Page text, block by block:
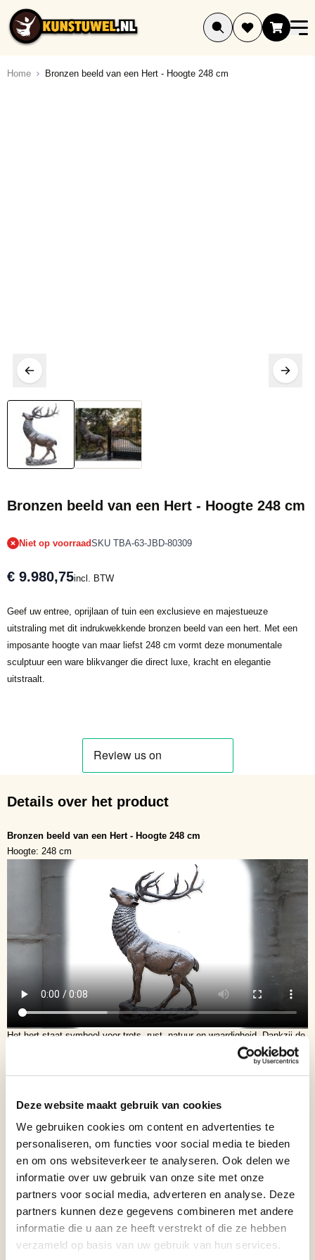
Deze website maakt gebruik van cookies
We gebruiken cookies om content en advertenties te
personaliseren, om functies voor social media te bieden
en om ons websiteverkeer te analyseren. Ook delen we
informatie over uw gebruik van onze site met onze
partners voor social media, adverteren en analyse. Deze
partners kunnen deze gegevens combineren met andere
informatie die u aan ze heeft verstrekt of die ze hebben
verzameld op basis van uw gebruik van hun services.
Ga naar de inhoud
Home Bronzen beeld van een Hert - Hoogte 248 cm
Bronzen beeld van een Hert - Hoogte 248 cm
Niet op voorraadSKU TBA-63-JBD-80309
€ 9.980,75incl. BTW
Geef uw entree, oprijlaan of tuin een exclusieve en majestueuze
uitstraling met dit indrukwekkende bronzen beeld van een hert. Met een
imposante hoogte van maar liefst 248 cm vormt deze monumentale
sculptuur een ware blikvanger die direct luxe, kracht en elegantie
uitstraalt.
Details over het product
Bronzen beeld van een Hert - Hoogte 248 cm
Hoogte: 248 cm
Het hert staat symbool voor trots, rust, natuur en waardigheid. Dankzij de
verfijnde details, krachtige houding en prachtig vormgegeven geweien
komt dit kunstwerk bijzonder realistisch en statig tot leven. De warme
buitenplaatsen en bedrijfspanden.
Door het royale formaat is dit bronzen hert uitermate geschikt voor
plaatsing bij een entreepoort, lange oprijlaan, tuinpartij of representatieve
buitenruimte. Het beeld trekt onmiddellijk de aandacht en creëert een
sfeer van prestige en exclusiviteit.
in weer en wind.